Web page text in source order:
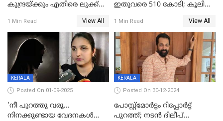
കുന്ദ്രയ്ക്കും എതിരെ ലുക്ക്
1 Min Read View All
ഇതുവരെ 510 കോടി; കൂലി
തീയതി പുറത്ത്
1 Min Read View All
KERALA
Posted On 01-09-2025
'നീ പുറത്തു വരൂ...
നിനക്കുണ്ടായ വേദനകള്‍
KERALA
Posted On 30-12-2024
പോസ്റ്റ്‌മോര്‍ട്ടം റിപ്പോര്‍ട്ട്
പുറത്ത്; നടൻ ദിലീപ്